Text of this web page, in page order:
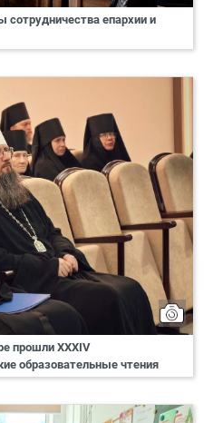
сотрудничества епархии и
прошли XXXIV
образовательные чтения